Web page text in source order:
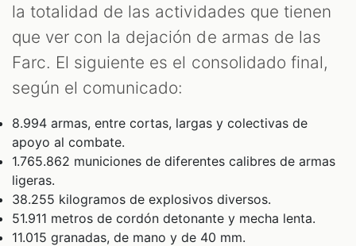
la totalidad de las actividades que tienen
que ver con la dejación de armas de las
Farc. El siguiente es el consolidado final,
según el comunicado:
8.994 armas, entre cortas, largas y colectivas de
apoyo al combate.
1.765.862 municiones de diferentes calibres de armas
ligeras.
38.255 kilogramos de explosivos diversos.
51.911 metros de cordón detonante y mecha lenta.
11.015 granadas, de mano y de 40 mm.